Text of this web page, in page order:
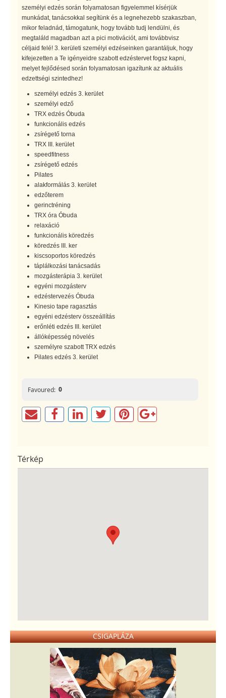
személyi edzés során folyamatosan figyelemmel kísérjük
munkádat, tanácsokkal segítünk és a legnehezebb szakaszban,
mikor feladnád, támogatunk, hogy tovább tudj lendülni, és
megtaláld magadban azt a pici motivációt, ami továbbvisz
céljaid felé! 3. kerületi személyi edzéseinken garantáljuk, hogy
kifejezetten a Te igényeidre szabott edzéstervet fogsz kapni,
melyet fejlődésed során folyamatosan igazítunk az aktuális
edzettségi szintedhez!
személyi edzés 3. kerület
személyi edző
TRX edzés Óbuda
funkcionális edzés
zsírégető torna
TRX III. kerület
speedfitness
zsírégető edzés
Pilates
alakformálás 3. kerület
edzőterem
gerinctréning
TRX óra Óbuda
relaxáció
funkcionális köredzés
köredzés III. ker
kiscsoportos köredzés
táplálkozási tanácsadás
mozgásterápia 3. kerület
egyéni mozgásterv
edzéstervezés Óbuda
Kinesio tape ragasztás
egyéni edzésterv összeállítás
erőnléti edzés III. kerület
állóképesség növelés
személyre szabott TRX edzés
Pilates edzés 3. kerület
Favoured: 0
Térkép
CSIGAPLÁZA